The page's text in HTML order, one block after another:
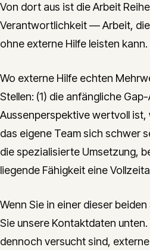
Von dort aus ist die Arbeit
Verantwortlichkeit — Arbeit,
ohne externe Hilfe leisten kann.
Wo externe Hilfe echten
Stellen: (1) die anfängliche
Aussenperspektive wertvoll ist,
das eigene Team sich schwer
die spezialisierte Umsetzung,
liegende Fähigkeit eine
Wenn Sie in einer dieser
Sie unsere Kontaktdaten
dennoch versucht sind,